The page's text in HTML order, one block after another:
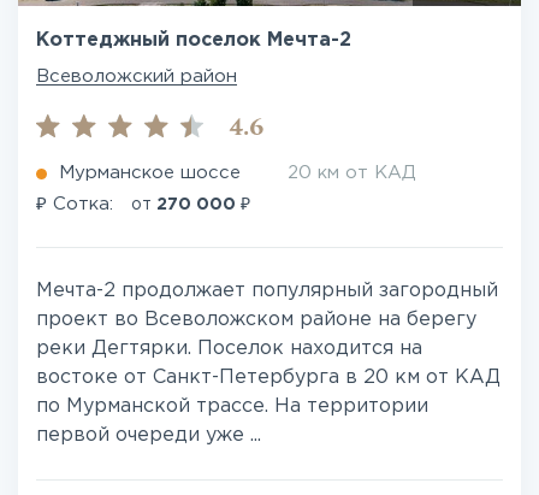
Коттеджный поселок Мечта-2
Всеволожский район
4.6
Мурманское шоссе 20 км от КАД
₽ Сотка: от 270 000 ₽
Мечта-2 продолжает популярный загородный
проект во Всеволожском районе на берегу
реки Дегтярки. Поселок находится на
востоке от Санкт-Петербурга в 20 км от КАД
по Мурманской трассе. На территории
первой очереди уже ...